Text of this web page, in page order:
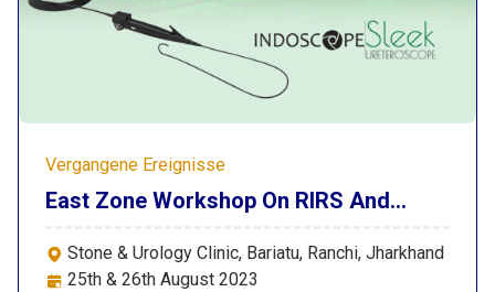
Vergangene Ereignisse
East Zone Workshop On RIRS And
Stone & Urology Clinic, Bariatu, Ranchi, Jharkhand
25th & 26th August 2023